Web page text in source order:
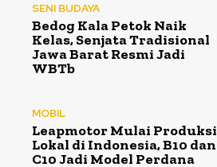
SENI BUDAYA
Bedog Kala Petok Naik
Kelas, Senjata Tradisional
Jawa Barat Resmi Jadi
WBTb
MOBIL
Leapmotor Mulai Produksi
Lokal di Indonesia, B10 dan
C10 Jadi Model Perdana